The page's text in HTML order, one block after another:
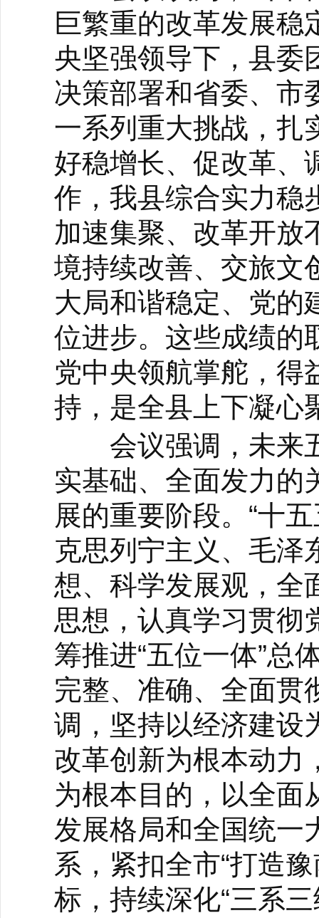
巨繁重的改革发展稳
央坚强领导下，县委
决策部署和省委、市
一系列重大挑战，扎
好稳增长、促改革、
作，我县综合实力稳
加速集聚、改革开放
境持续改善、交旅文
大局和谐稳定、党的
位进步。这些成绩的
党中央领航掌舵，得
持，是全县上下凝心
会议强调，未来五
实基础、全面发力的
展的重要阶段。“十
克思列宁主义、毛泽
想、科学发展观，全
思想，认真学习贯彻
筹推进“五位一体”总
完整、准确、全面贯
调，坚持以经济建设
改革创新为根本动力
为根本目的，以全面
发展格局和全国统一
系，紧扣全市“打造
标，持续深化“三系